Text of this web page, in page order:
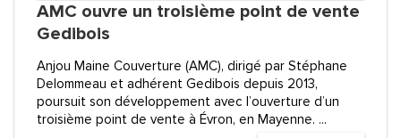
AMC ouvre un troisième point de vente
Gedibois
Anjou Maine Couverture (AMC), dirigé par Stéphane
Delommeau et adhérent Gedibois depuis 2013,
poursuit son développement avec l’ouverture d’un
troisième point de vente à Évron, en Mayenne. ...